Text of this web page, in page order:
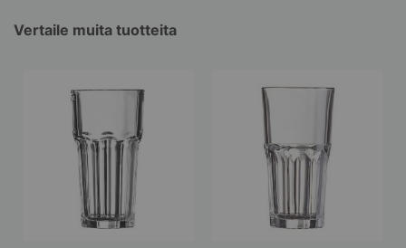
Vertaile muita tuotteita